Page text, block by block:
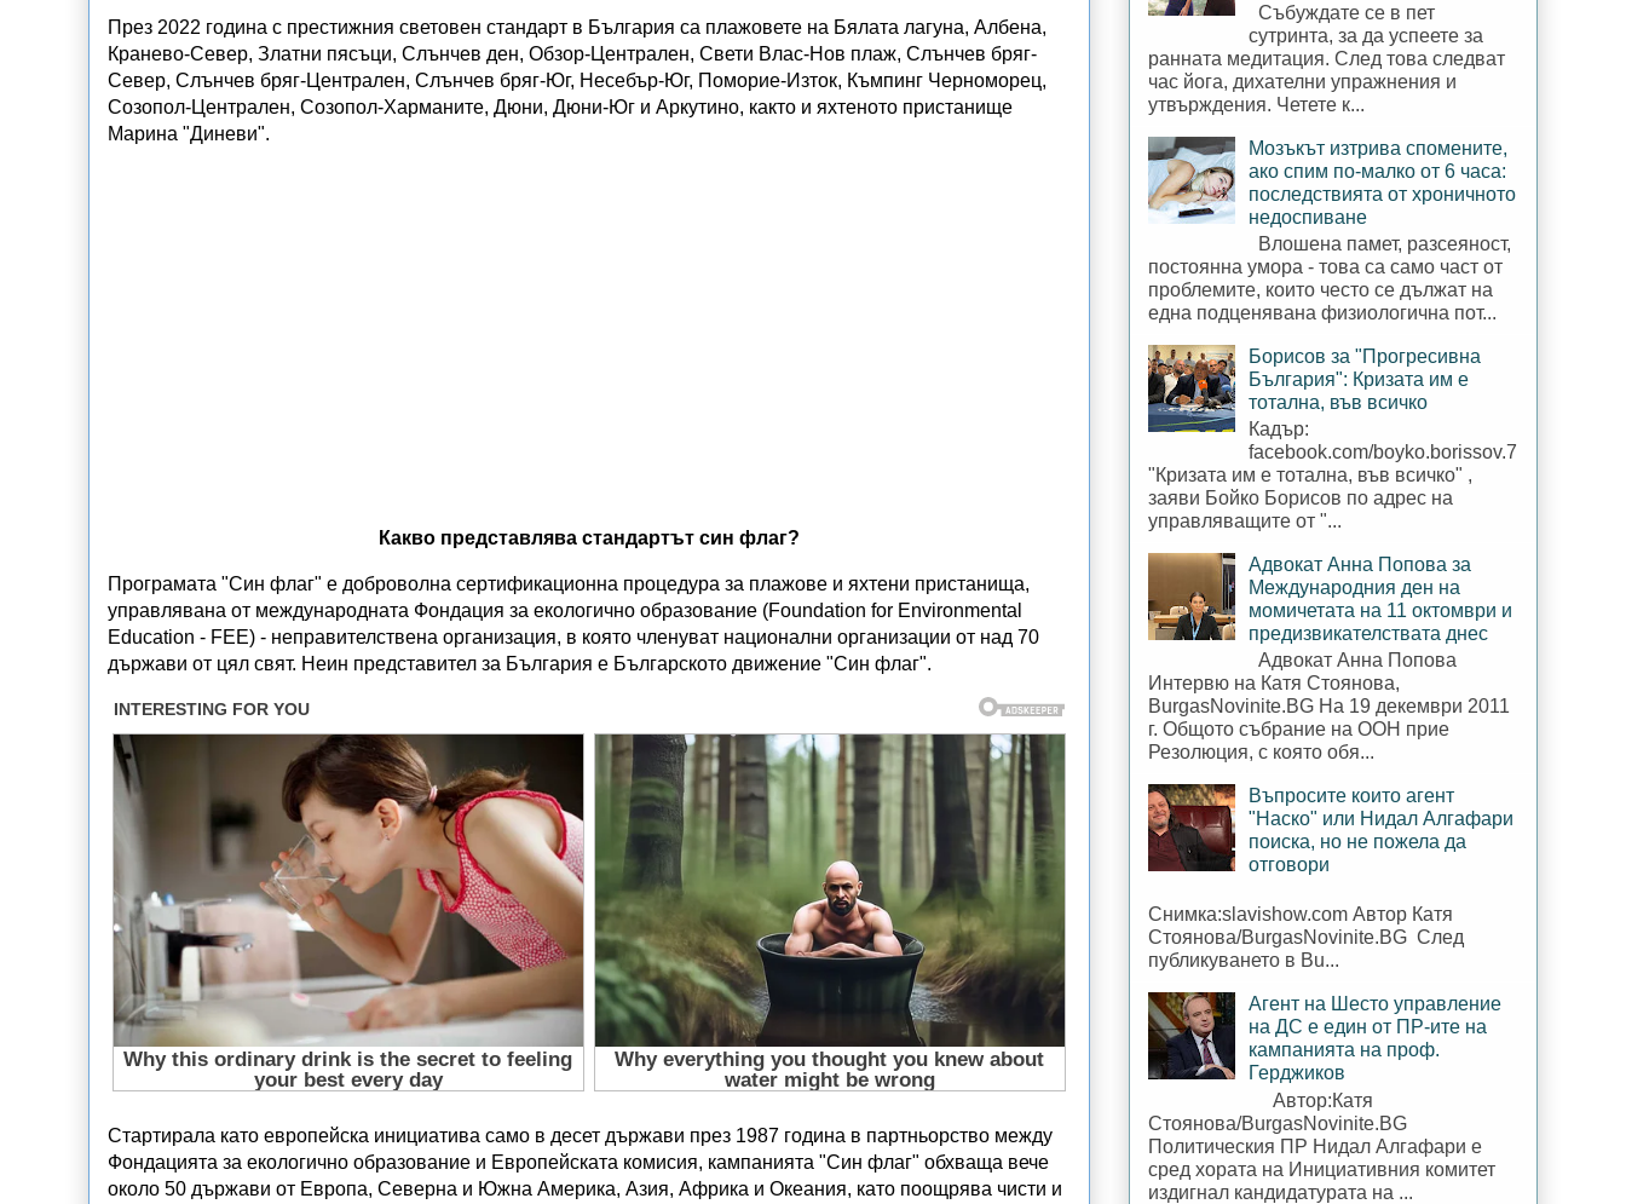
През 2022 година с престижния световен стандарт в България са плажовете на Бялата лагуна, Албена,
Кранево-Север, Златни пясъци, Слънчев ден, Обзор-Централен, Свети Влас-Нов плаж, Слънчев бряг-
Север, Слънчев бряг-Централен, Слънчев бряг-Юг, Несебър-Юг, Поморие-Изток, Къмпинг Черноморец,
Созопол-Централен, Созопол-Харманите, Дюни, Дюни-Юг и Аркутино, както и яхтеното пристанище
Марина "Диневи".
Какво представлява стандартът син флаг?
Програмата "Син флаг" е доброволна сертификационна процедура за плажове и яхтени пристанища,
управлявана от международната Фондация за екологично образование (Foundation for Environmental
Education - FEE) - неправителствена организация, в която членуват национални организации от над 70
държави от цял свят. Неин представител за България е Българското движение "Син флаг".
Стартирала като европейска инициатива само в десет държави през 1987 година в партньорство между
Фондацията за екологично образование и Европейската комисия, кампанията "Син флаг" обхваща вече
около 50 държави от Европа, Северна и Южна Америка, Азия, Африка и Океания, като поощрява чисти и
Събуждате се в пет
сутринта, за да успеете за
ранната медитация. След това следват
час йога, дихателни упражнения и
утвърждения. Четете к...
Мозъкът изтрива спомените,
ако спим по-малко от 6 часа:
последствията от хроничното
недоспиване
Влошена памет, разсеяност,
постоянна умора - това са само част от
проблемите, които често се дължат на
една подценявана физиологична пот...
Борисов за "Прогресивна
България": Кризата им е
тотална, във всичко
Кадър:
facebook.com/boyko.borissov.7
"Кризата им е тотална, във всичко" ,
заяви Бойко Борисов по адрес на
управляващите от "...
Адвокат Анна Попова за
Международния ден на
момичетата на 11 октомври и
предизвикателствата днес
Адвокат Анна Попова
Интервю на Катя Стоянова,
BurgasNovinite.BG На 19 декември 2011
г. Общото събрание на ООН прие
Резолюция, с която обя...
Въпросите които агент
"Наско" или Нидал Алгафари
поиска, но не пожела да
отговори
Снимка:slavishow.com Автор Катя
Стоянова/BurgasNovinite.BG След
публикуването в Bu...
Агент на Шесто управление
на ДС е един от ПР-ите на
кампанията на проф.
Герджиков
Автор:Катя
Стоянова/BurgasNovinite.BG
Политическия ПР Нидал Алгафари е
сред хората на Инициативния комитет
издигнал кандидатурата на ...